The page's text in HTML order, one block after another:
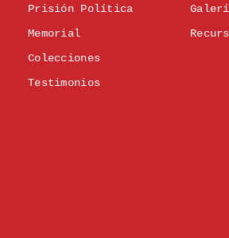
Prisión Política
Memorial
Colecciones
Testimonios